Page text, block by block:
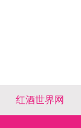
红酒世界网